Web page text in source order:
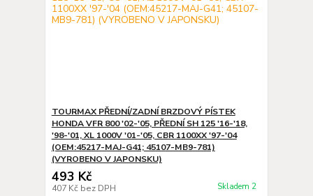
TOURMAX PŘEDNÍ/ZADNÍ BRZDOVÝ PÍSTEK
HONDA VFR 800 '02-'05, PŘEDNÍ SH 125 '16-'18,
'98-'01, XL 1000V '01-'05, CBR 1100XX '97-'04
(OEM:45217-MAJ-G41; 45107-MB9-781)
(VYROBENO V JAPONSKU)
493 Kč
407 Kč bez DPH Skladem 2